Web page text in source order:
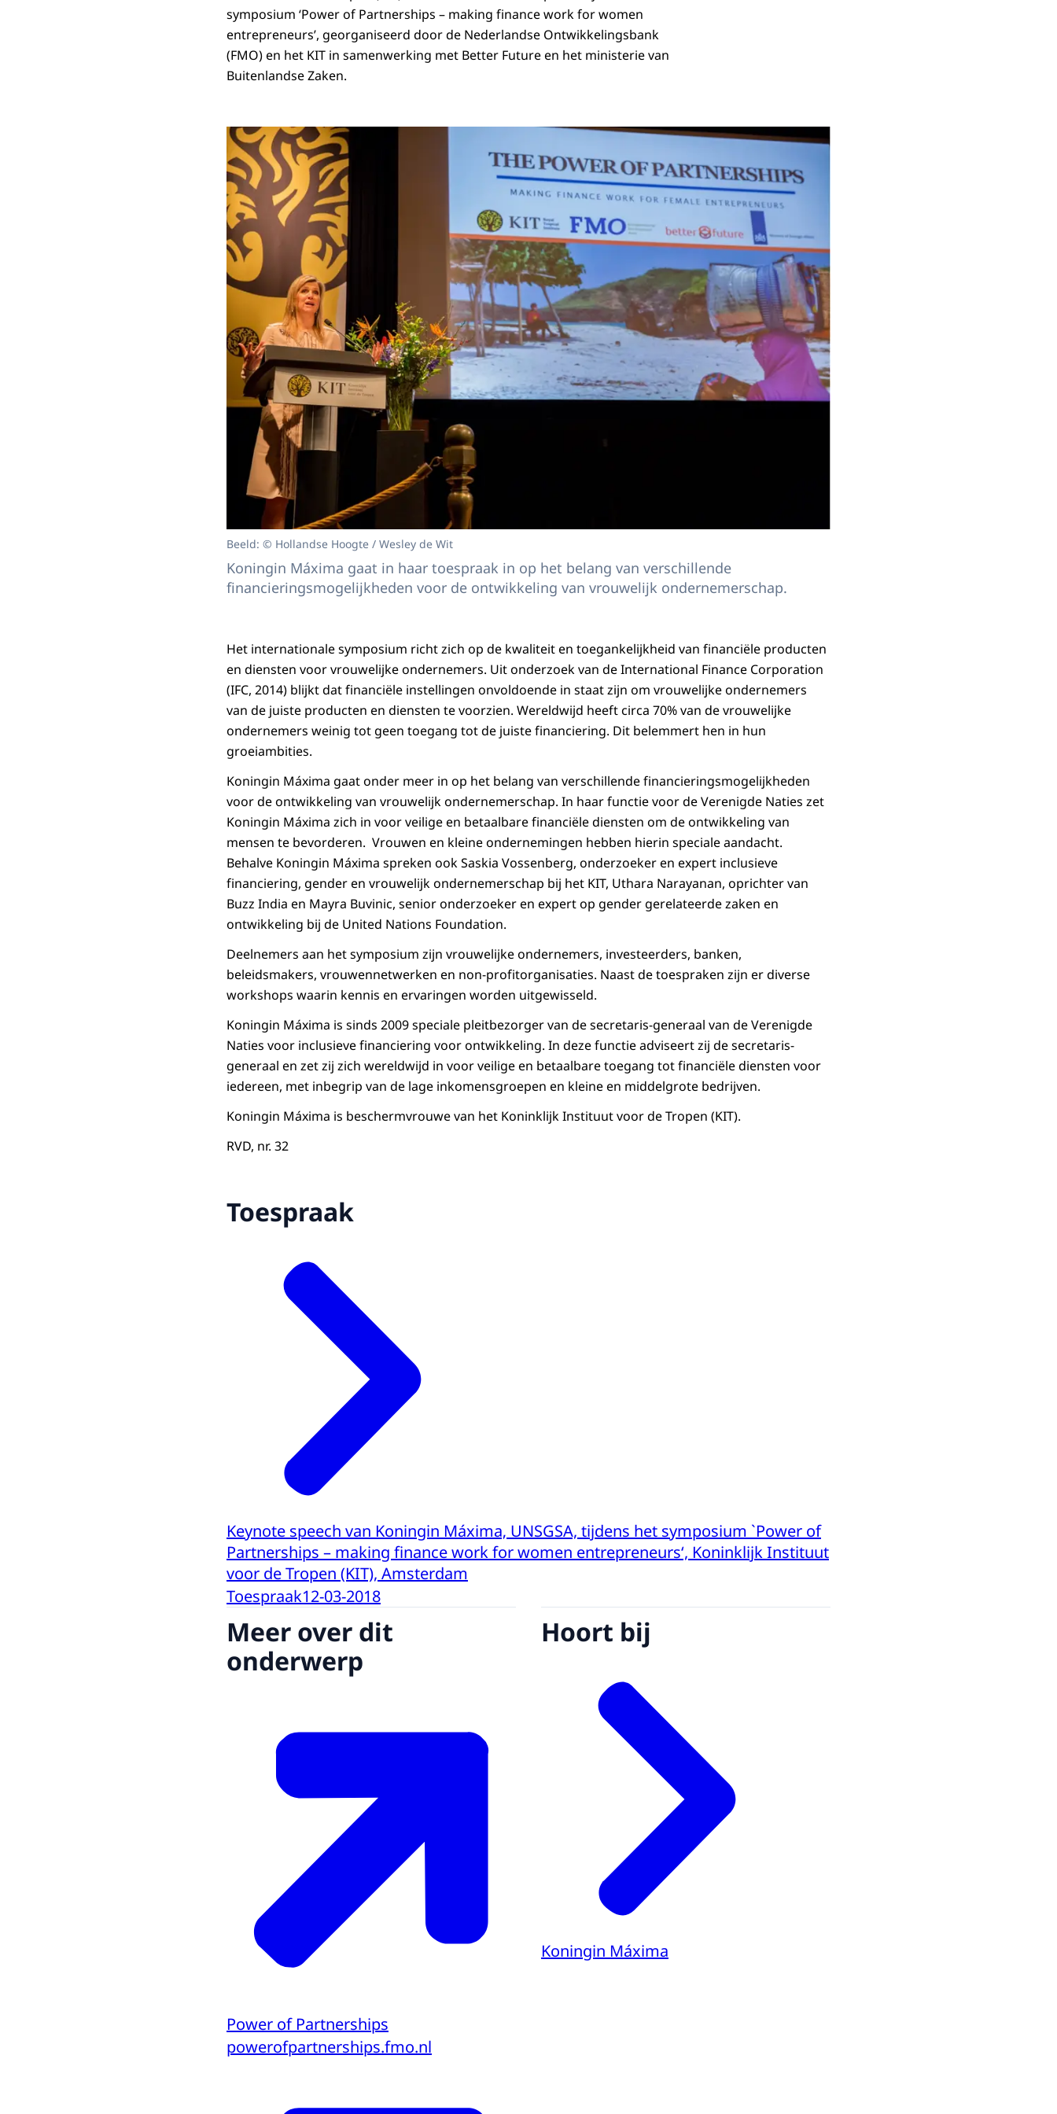
symposium ‘Power of Partnerships – making finance work for women
entrepreneurs’, georganiseerd door de Nederlandse Ontwikkelingsbank
(FMO) en het KIT in samenwerking met Better Futureen het ministerie van
Buitenlandse Zaken.
Beeld: © Hollandse Hoogte / Wesley de Wit
Koningin Máxima gaat in haar toespraak in op het belang van verschillende
financieringsmogelijkheden voor de ontwikkeling van vrouwelijk ondernemerschap.
Het internationale symposium richt zich op de kwaliteit en toegankelijkheid van financiële producten
en diensten voor vrouwelijke ondernemers. Uit onderzoek van deInternational Finance Corporation
(IFC, 2014) blijkt dat financiële instellingen onvoldoende in staat zijn om vrouwelijke ondernemers
van de juiste producten en diensten te voorzien. Wereldwijd heeft circa 70% van de vrouwelijke
ondernemers weinig tot geen toegang tot de juiste financiering. Dit belemmert hen in hun
groeiambities.
Koningin Máxima gaat onder meer in op het belang van verschillende financieringsmogelijkheden
voor de ontwikkeling van vrouwelijk ondernemerschap. In haar functie voor de Verenigde Naties zet
Koningin Máxima zich in voor veilige en betaalbare financiële diensten om de ontwikkeling van
mensen te bevorderen. Vrouwen en kleine ondernemingen hebben hierin speciale aandacht.
Behalve Koningin Máxima spreken ook Saskia Vossenberg, onderzoeker en expert inclusieve
financiering, gender en vrouwelijk ondernemerschap bij het KIT, Uthara Narayanan, oprichter van
Buzz India en Mayra Buvinic, senior onderzoeker en expert op gender gerelateerde zaken en
ontwikkeling bij de United Nations Foundation.
Deelnemers aan het symposium zijn vrouwelijke ondernemers, investeerders, banken,
beleidsmakers, vrouwennetwerken en non-profitorganisaties. Naast de toespraken zijn er diverse
workshops waarin kennis en ervaringen worden uitgewisseld.
Koningin Máxima is sinds 2009 speciale pleitbezorger van de secretaris-generaal van de Verenigde
Naties voor inclusieve financiering voor ontwikkeling. In deze functie adviseert zij de secretaris-
generaal en zet zij zich wereldwijd in voor veilige en betaalbare toegang tot financiële diensten voor
iedereen, met inbegrip van de lage inkomensgroepen en kleine en middelgrote bedrijven.
Koningin Máxima is beschermvrouwe van het Koninklijk Instituut voor de Tropen (KIT).
RVD, nr. 32
Toespraak
Keynote speech van Koningin Máxima‚ UNSGSA, tijdens het symposium `Power of
Partnerships – making finance work for women entrepreneurs‘, Koninklijk Instituut
voor de Tropen (KIT), Amsterdam
Toespraak12-03-2018
Meer over dit
onderwerp
Power of Partnerships
powerofpartnerships.fmo.nl
Hoort bij
Koningin Máxima